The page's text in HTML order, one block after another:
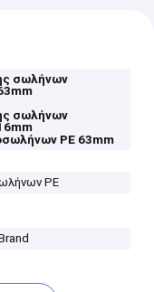
σωλήνων
σωλήνων
PE 63mm
PE